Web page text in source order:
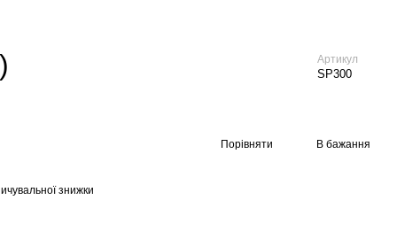
Артикул
SP300
Порівняти В бажання
знижки